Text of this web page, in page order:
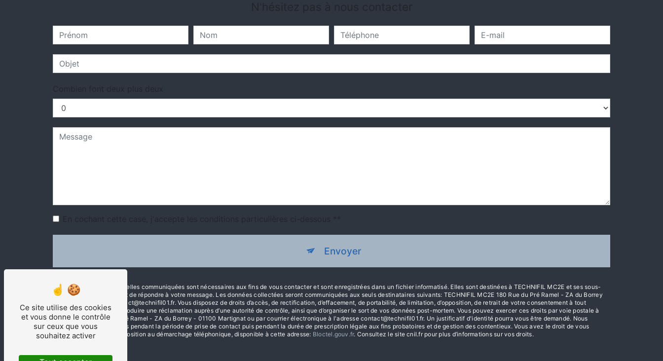
Envoyer
** Les données personnelles communiquées sont nécessaires aux fins de vous contacter et sont enregistrées dans un fichier informatisé. Elles sont destinées à TECHNIFIL MC2E et ses sous-
traitants dans le seul but de répondre à votre message. Les données collectées seront communiquées aux seuls destinataires suivants: TECHNIFIL MC2E 180 Rue du Pré Ramel - ZA du Borrey
- 01100 Martignat contact@technifil01.fr. Vous disposez de droits d’accès, de rectification, d’effacement, de portabilité, de limitation, d’opposition, de retrait de votre consentement à tout
moment et du droit d’introduire une réclamation auprès d’une autorité de contrôle, ainsi que d’organiser le sort de vos données post-mortem. Vous pouvez exercer ces droits par voie postale à
l'adresse 180 Rue du Pré Ramel - ZA du Borrey - 01100 Martignat ou par courrier électronique à l'adresse contact@technifil01.fr. Un justificatif d'identité pourra vous être demandé. Nous
conservons vos données pendant la période de prise de contact puis pendant la durée de prescription légale aux fins probatoires et de gestion des contentieux. Vous avez le droit de vous
inscrire sur la liste d'opposition au démarchage téléphonique, disponible à cette adresse: Bloctel.gouv.fr. Consultez le site cnil.fr pour plus d’informations sur vos droits.
Ce site utilise des cookies
et vous donne le contrôle
sur ceux que vous
souhaitez activer